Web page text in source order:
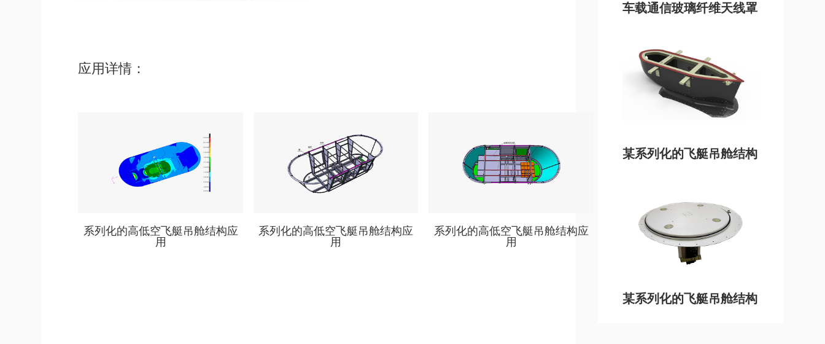
应用详情：
系列化的高低空飞艇吊舱结构应
用
系列化的高低空飞艇吊舱结构应
用
系列化的高低空飞艇吊舱结构应
用
车载通信玻璃纤维天线罩
某系列化的飞艇吊舱结构
某系列化的飞艇吊舱结构